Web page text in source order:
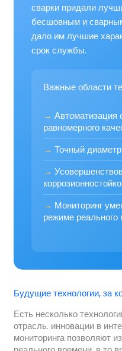
сварки придали
бесшовным и
дало им лучшие
срок службы.
Важные области
→ Автоматизация
равномерного
→ Точный
→
→ Мониторинг
режиме реального
Будущие технологии, за
Есть несколько
отрасль. инновации в
мониторинга позволяют